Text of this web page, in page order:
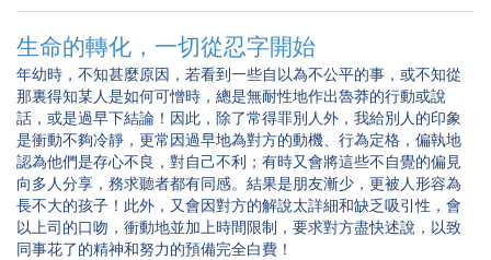
生命的轉化，一切從忍字開始
年幼時，不知甚麼原因，若看到一些自以為不公平的事，或不知從
那裏得知某人是如何可憎時，總是無耐性地作出魯莽的行動或說
話，或是過早下結論！因此，除了常得罪別人外，我給別人的印象
是衝動不夠冷靜，更常因過早地為對方的動機、行為定格，偏執地
認為他們是存心不良，對自己不利；有時又會將這些不自覺的偏見
向多人分享，務求聽者都有同感。結果是朋友漸少，更被人形容為
長不大的孩子！此外，又會因對方的解說太詳細和缺乏吸引性，會
以上司的口吻，衝動地並加上時間限制，要求對方盡快述說，以致
同事花了的精神和努力的預備完全白費！